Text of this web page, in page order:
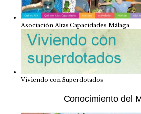
Asociación Altas Capacidades Málaga
Viviendo con Superdotados
Conocimiento del